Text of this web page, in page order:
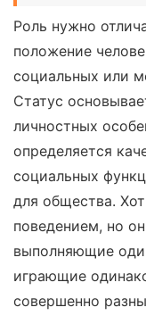
Роль нужно
положение
социальных или
Статус
личностных
определяется
социальных
для общества.
поведением, но
выполняющие
играющие
совершенно